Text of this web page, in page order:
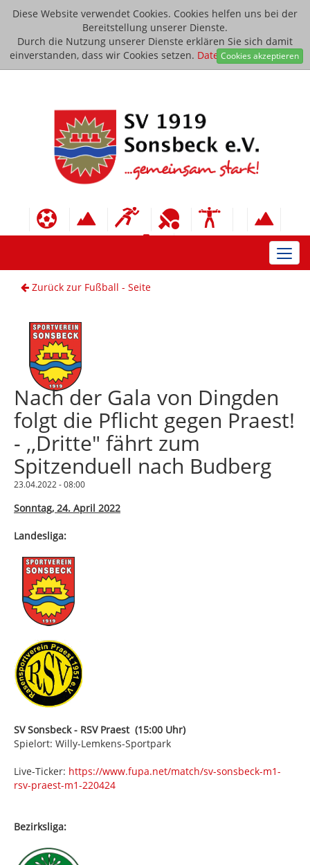
Diese Website verwendet Cookies. Cookies helfen uns bei der
Bereitstellung unserer Dienste.
Durch die Nutzung unserer Dienste erklären Sie sich damit
einverstanden, dass wir Cookies setzen. Datenschutzerklärung
Cookies akzeptieren
Zurück zur Fußball - Seite
Nach der Gala von Dingden
folgt die Pflicht gegen Praest!
- ,,Dritte" fährt zum
Spitzenduell nach Budberg
23.04.2022 - 08:00
Sonntag, 24. April 2022
Landesliga:
SV Sonsbeck - RSV Praest (15:00 Uhr)
Spielort: Willy-Lemkens-Sportpark
Live-Ticker: https://www.fupa.net/match/sv-sonsbeck-m1-
rsv-praest-m1-220424
Bezirksliga: